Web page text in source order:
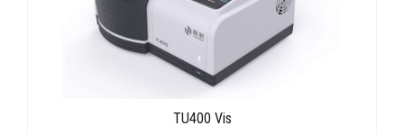
TU400 Vis